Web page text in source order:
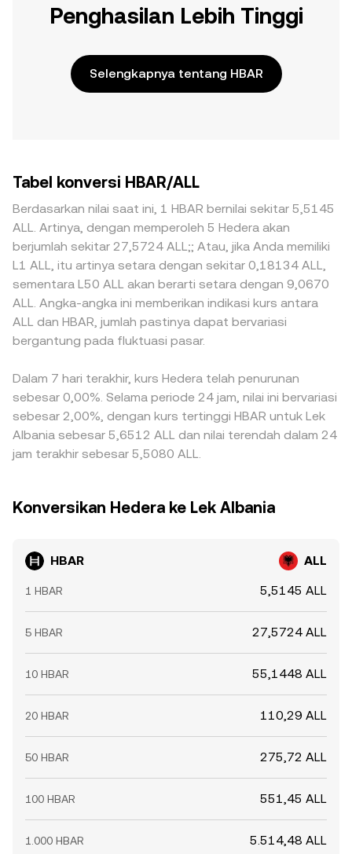
Penghasilan Lebih Tinggi
Selengkapnya tentang HBAR
Tabel konversi HBAR/ALL
Berdasarkan nilai saat ini, 1 HBAR bernilai sekitar 5,5145
ALL. Artinya, dengan memperoleh 5 Hedera akan
berjumlah sekitar 27,5724 ALL;; Atau, jika Anda memiliki
L1 ALL, itu artinya setara dengan sekitar 0,18134 ALL,
sementara L50 ALL akan berarti setara dengan 9,0670
ALL. Angka-angka ini memberikan indikasi kurs antara
ALL dan HBAR, jumlah pastinya dapat bervariasi
bergantung pada fluktuasi pasar.
Dalam 7 hari terakhir, kurs Hedera telah penurunan
sebesar 0,00%. Selama periode 24 jam, nilai ini bervariasi
sebesar 2,00%, dengan kurs tertinggi HBAR untuk Lek
Albania sebesar 5,6512 ALL dan nilai terendah dalam 24
jam terakhir sebesar 5,5080 ALL.
Konversikan Hedera ke Lek Albania
HBAR ALL
1 HBAR 5,5145 ALL
5 HBAR 27,5724 ALL
10 HBAR 55,1448 ALL
20 HBAR 110,29 ALL
50 HBAR 275,72 ALL
100 HBAR 551,45 ALL
1.000 HBAR 5.514,48 ALL